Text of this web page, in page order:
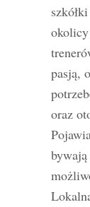
pasją,
oraz